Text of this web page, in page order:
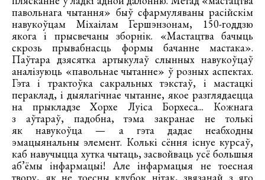
павольнага чытання» быў сфармуляваны расійскім
навукоўцам Міхаілам Гершэнзонам, 150-годдзю
якога і прысвечаны зборнік. «Мастацтва бачыць
скрозь прывабнасць формы бачанне мастака».
Паўтара дзясятка артыкулаў слынных навукоўцаў
аналізуюць «павольнае чытанне» ў розных аспектах.
Гэта і трактоўка сакральных тэкстаў, і мастацкі
пераклад, і дыялагічнае чытанне, якое разглядаецца
на прыкладзе Хорхе Луіса Борхеса... Кожнага
з аўтараў, падобна, тэма закранае не толькі
як навукоўца — а гэта дадае неабходны
эмацыянальны элемент. Колькі сёння існуе курсаў,
каб навучыцца хутка чытаць, засвойваць усё большыя
аб’ёмы інфармацыі! Але інфармацыя не тоесная